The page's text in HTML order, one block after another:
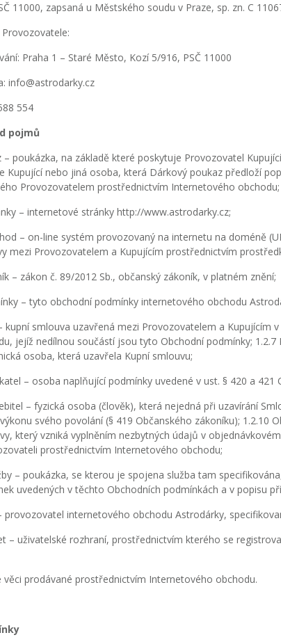
11000, zapsaná u Městského soudu v Praze, sp. zn. C
Praha 1 – Staré Město, Kozí 5/916, PSČ 11000
info@astrodarky.cz
554
pojmů
– poukázka, na základě které poskytuje Provozovatel
Kupující nebo jiná osoba, která Dárkový poukaz předloží
Provozovatelem prostřednictvím Internetového obchodu;
– internetové stránky http://www.astrodarky.cz;
– on-line systém provozovaný na internetu na doméně
mezi Provozovatelem a Kupujícím prostřednictvím
– zákon č. 89/2012 Sb., občanský zákoník, v platném znění;
– tyto obchodní podmínky internetového obchodu
kupní smlouva uzavřená mezi Provozovatelem a Kupujícím
jejíž nedílnou součástí jsou tyto Obchodní podmínky;
osoba, která uzavřela Kupní smlouvu;
– osoba naplňující podmínky uvedené v ust. § 420 a 421
– fyzická osoba (člověk), která nejedná při uzavírání
svého povolání (§ 419 Občanského zákoníku); 1.2.10
který vzniká vyplněním nezbytných údajů v
prostřednictvím Internetového obchodu;
– poukázka, se kterou je spojena služba tam
uvedených v těchto Obchodních podmínkách a v popisu
internetového obchodu Astrodárky,
– uživatelské rozhraní, prostřednictvím kterého se
prodávané prostřednictvím Internetového obchodu.